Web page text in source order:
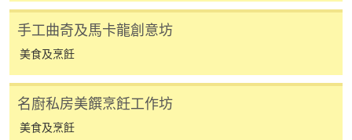
-個別學歷頒授課程
報讀同一學歷頒授課程內其他單元
交下期學費的學員，提供網上服務，如學員就讀的課
程設有此服務，課程負責人會通知學員有關程序。
手工曲奇及馬卡龍創意坊
美食及烹飪
名廚私房美饌烹飪工作坊
美食及烹飪